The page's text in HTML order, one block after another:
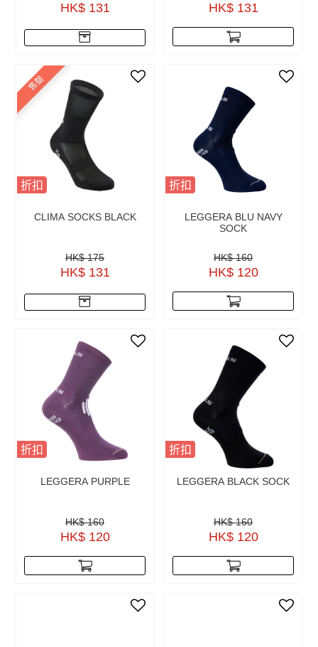
HK$ 131 HK$ 131
售罄
折扣
CLIMA SOCKS BLACK
HK$ 175
HK$ 131
折扣
LEGGERA BLU NAVY
SOCK
HK$ 160
HK$ 120
折扣
LEGGERA PURPLE
HK$ 160
HK$ 120
折扣
LEGGERA BLACK SOCK
HK$ 160
HK$ 120